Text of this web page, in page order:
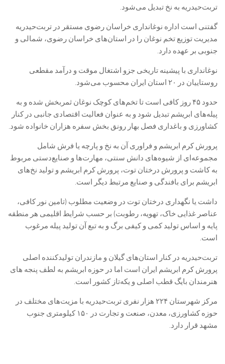
تربت‌حیدریه به نخ تبدیل می‌شود.
گفتنی است اداره نوغانداری خراسان رضوی مستقر در تربت‌حیدریه
مدیریت توزیع تخم نوغان را در استان‌های خراسان رضوی، شمالی و
جنوبی بر عهده دارد.
نوغانداری با پیشینه‌ تاریخی جزو اشتغال موقت و درآمد مقطعی
روستاییان در ۲۰ استان ایران محسوب می‌شود.
حدود ۴۵ روز کافی است تا تخم‌های کوچک نوغان ثمربخش شده و به
پیله‌های ابریشم تبدیل شود و به عنوان فعالیت اقتصادی جانبی در کنار
کشاورزی و باغداری فصل بهار رونق بخش سفره هزاران خانواده شود.
پرورش کرم ابریشم و فراوری آن به نخ و پارچه یا فرش شامل
مجموعه‌ای از شیوه‌های دانش سنتی، مهارت‌ها و صنایع‌دستی مربوط
به کاشت و پرورش درختان توت، پرورش کرم ابریشم و تولید نخ‌های
ابریشم برای بافندگی و صنایع مرتبط دیگر است.
داشت یا نگهداری درختان توت در وضعیت مطلوب (تامین نور کافی،
عناصر غذایی خاک، تهویه، رطوبت) بر حسب شرایط اقلیمی هر منطقه
پایه و اساس تولید کمی و کیفی برگ و به تبع آن تولید پیله مرغوب
است.
تربت‌حیدریه در کنار استان‌های گیلان و مازندران تولیدکننده اصلی
پرورش کرم ابریشم ایران است اما در حوزه ابریشم به لطف پنجه های
هنرمندان بایگ قطب اصلی و یکه‌تاز کشور است.
مرکز شهرستان ۲۲۴ هزار نفری تربت‌حیدریه با مزیت‌های مختلف در
حوزه کشاورزی، معدن، صنعت و تجارت در ۱۵۰ کیلومتری جنوب
مشهد قرار دارد.